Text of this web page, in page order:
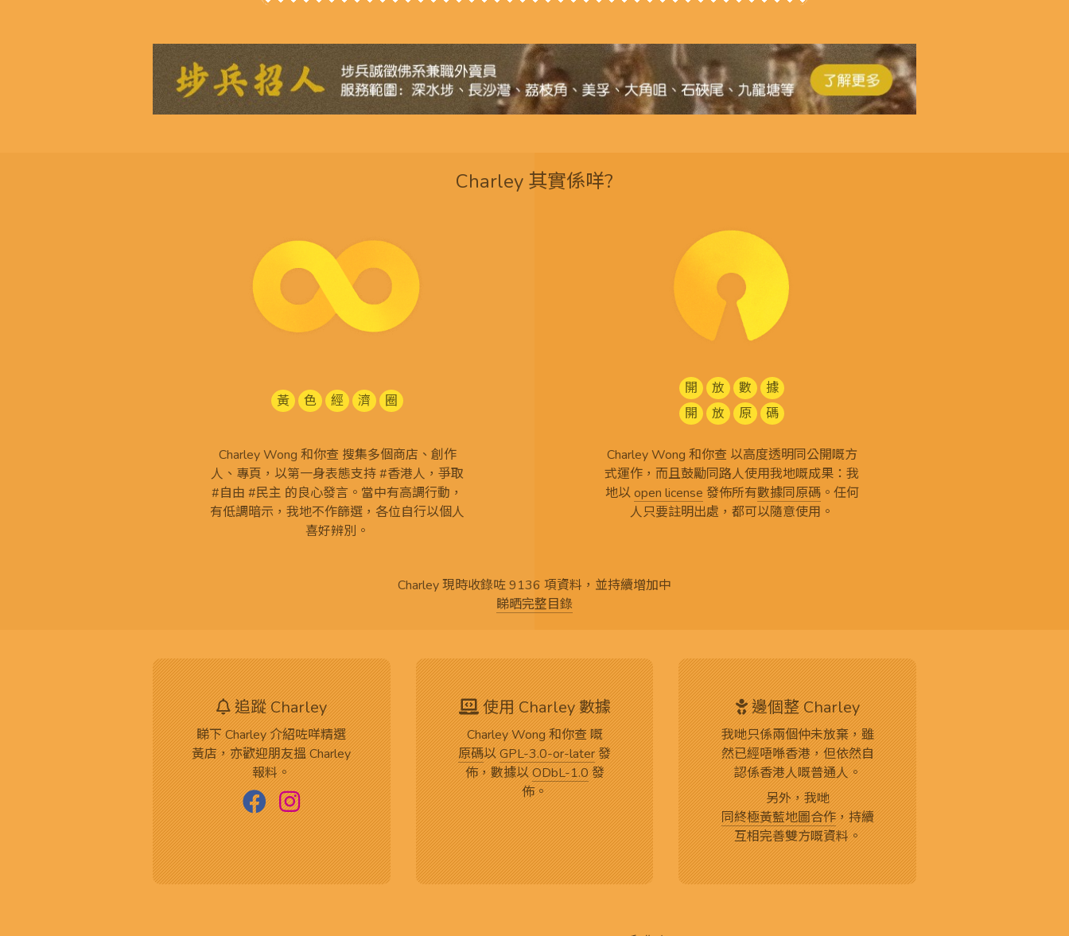
Charley 其實係咩?
黃 色 經 濟 圈
Charley Wong 和你查 搜集多個商店、創作
人、專頁，以第一身表態支持 #香港人，爭取
#自由 #民主 的良心發言。當中有高調行動，
有低調暗示，我地不作篩選，各位自行以個人
喜好辨別。
開 放 數
據
開
放 原 碼
Charley Wong 和你查 以高度透明同公開嘅方
式運作，而且鼓勵同路人使用我地嘅成果：我
地以open license 發佈所有數據同原碼。任何
人只要註明出處，都可以隨意使用。
Charley 現時收錄咗 9136 項資料，並持續增加中
睇晒完整目錄
追蹤 Charley
睇下 Charley 介紹咗咩精選
黃店，亦歡迎朋友搵 Charley
報料。
使用 Charley 數據
Charley Wong 和你查 嘅
原碼以GPL-3.0-or-later發
佈，數據以ODbL-1.0發
佈。
邊個整 Charley
我哋只係兩個仲未放棄，雖
然已經唔喺香港，但依然自
認係香港人嘅普通人。
另外，我哋
同終極黃藍地圖合作，持續
互相完善雙方嘅資料。